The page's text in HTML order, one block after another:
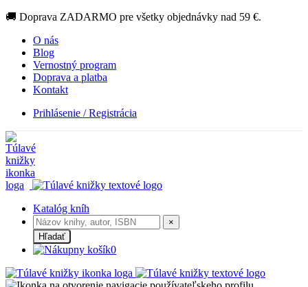
🚚 Doprava ZADARMO pre všetky objednávky nad 59 €.
O nás
Blog
Vernostný program
Doprava a platba
Kontakt
Prihlásenie / Registrácia
Katalóg kníh
×
Hľadať
0